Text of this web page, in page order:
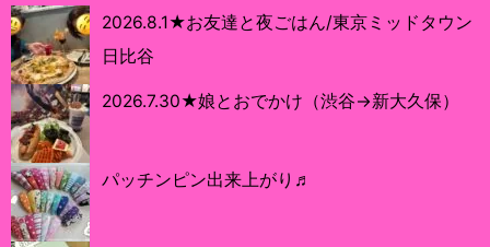
2026.8.1★お友達と夜ごはん/東京ミッドタウン
日比谷
2026.7.30★娘とおでかけ（渋谷→新大久保）
パッチンピン出来上がり♬